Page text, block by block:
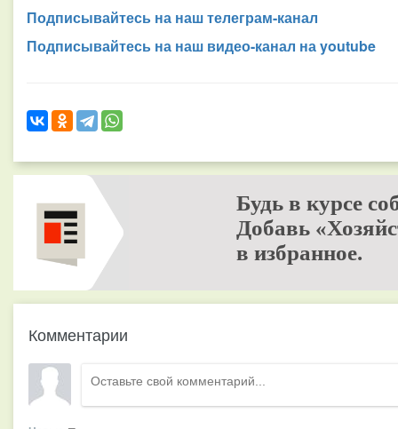
Подписывайтесь на наш телеграм-канал
Подписывайтесь на наш видео-канал на youtube
Будь в курсе
Добавь
в избранное.
Комментарии